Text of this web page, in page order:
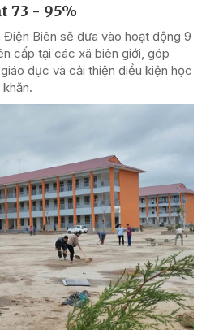
73 - 95%
Biên sẽ đưa vào hoạt động 9
cấp tại các xã biên giới, góp
dục và cải thiện điều kiện học